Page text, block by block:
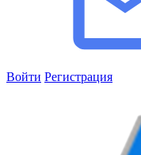
Войти Регистрация